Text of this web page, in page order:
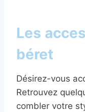
Les
béret
Désirez-vous
Retrouvez
combler votre